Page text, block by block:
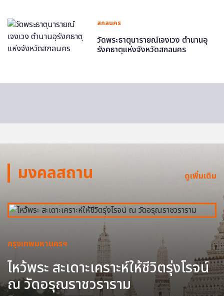
สกลนคร
วัดพระธาตุนารายณ์เจงเวง ตำนานอุ
รังคธาตุแห่งจังหวัดสกลนคร
มงคลสถาน ดูเพิ่มเติม
กรุงเทพมหานครฯ
ไหว้พระ สะเดาะเคราะห์ให้ชีวิตรุ่งโรจน์
ณ วัดอรุณราชวราราม